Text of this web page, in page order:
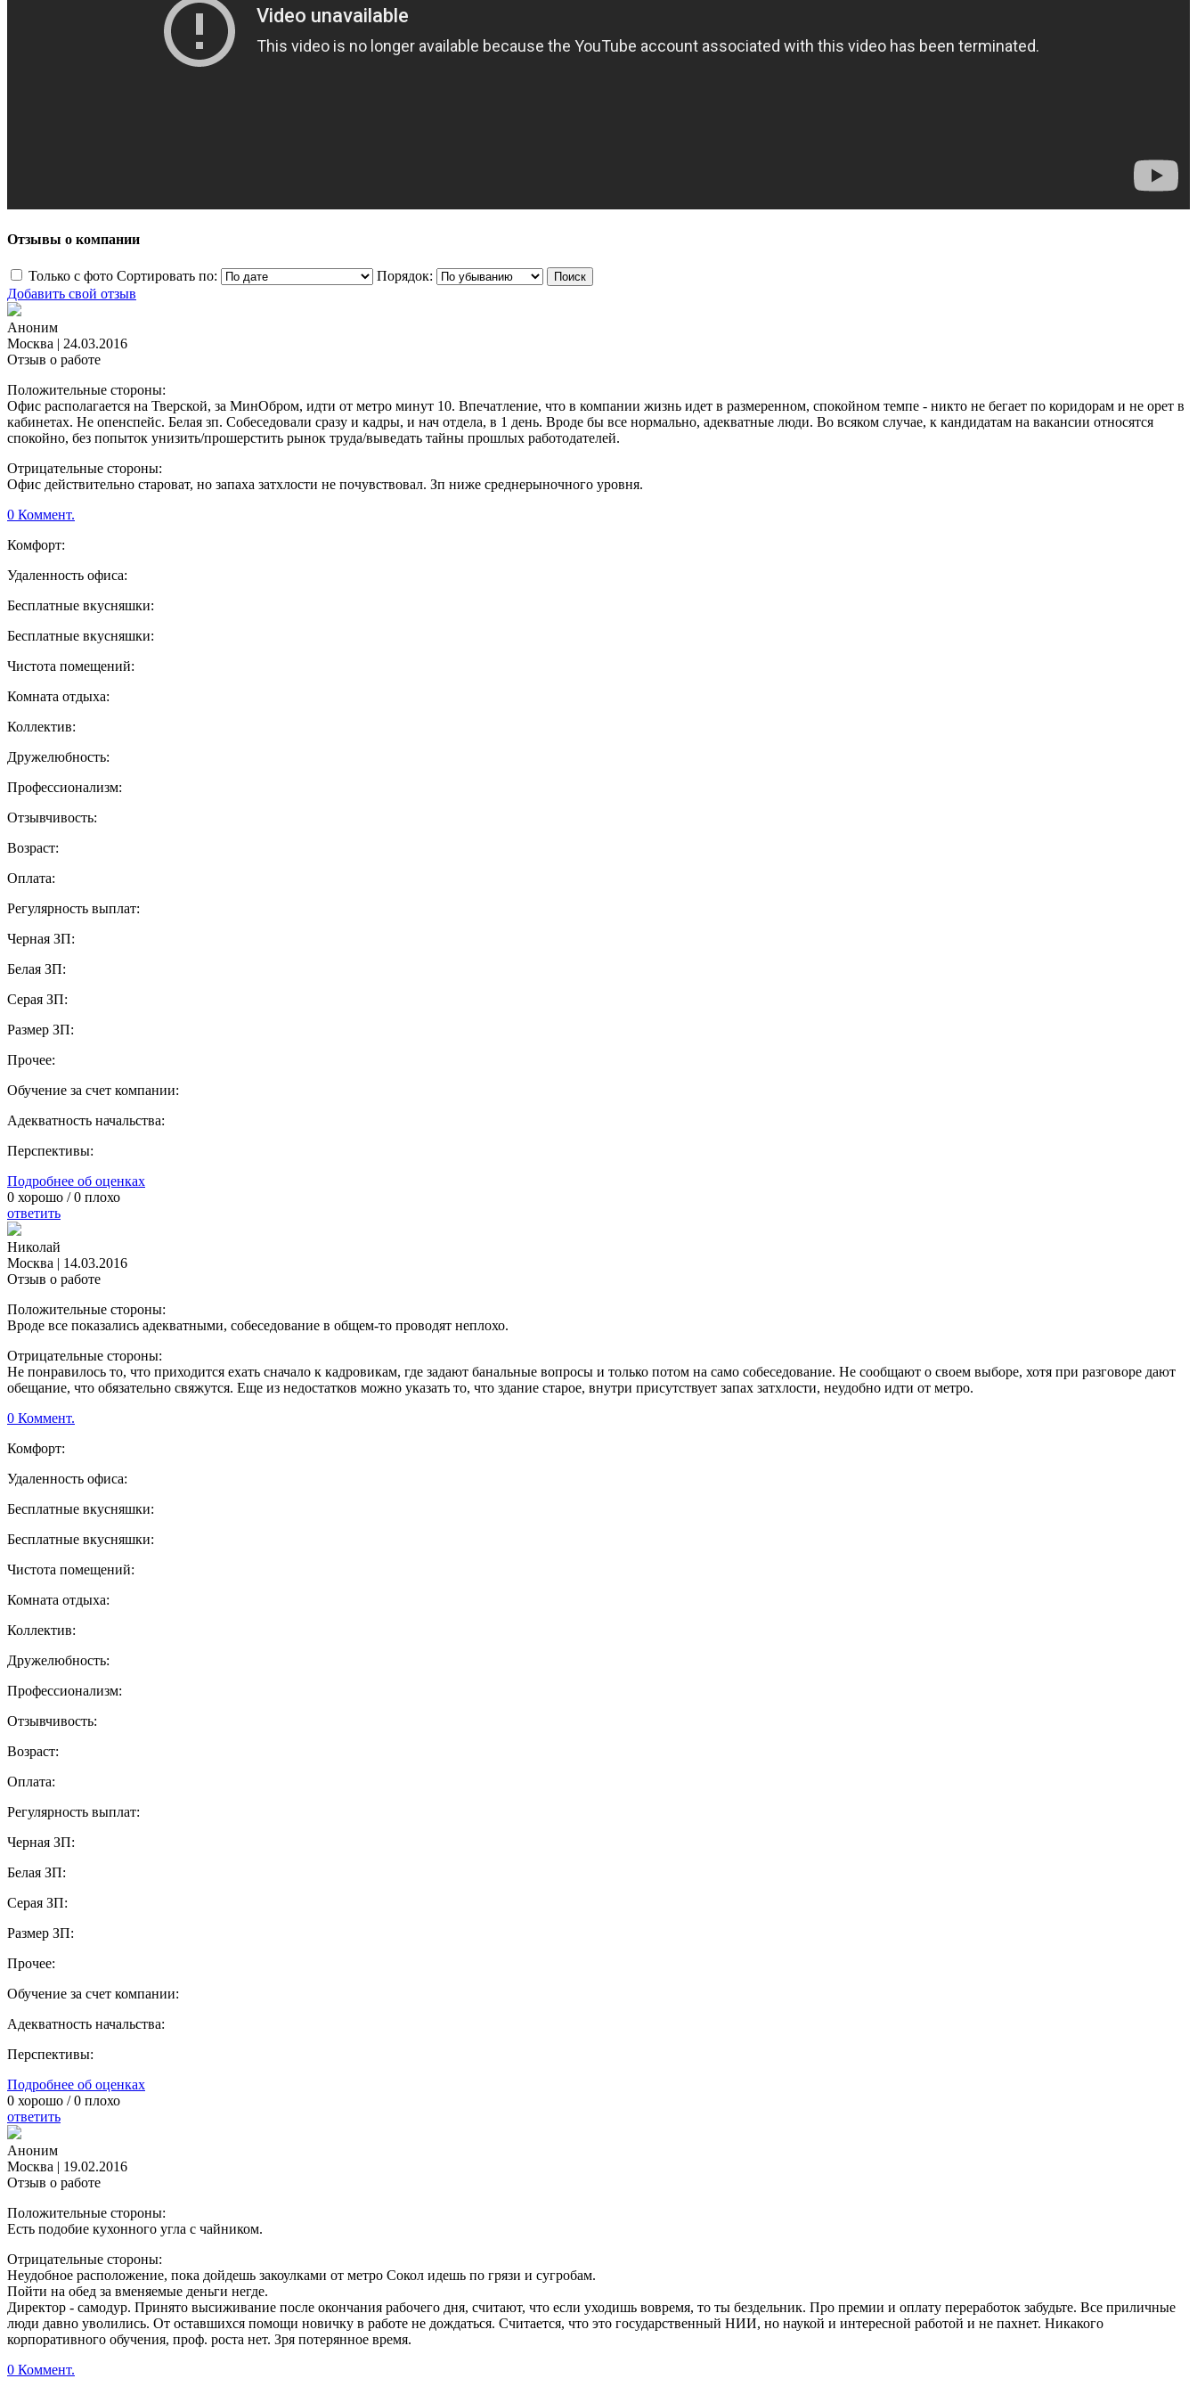
Отзывы о компании
Только с фото Сортировать по:
Порядок:
Добавить свой отзыв
Аноним
Москва | 24.03.2016
Отзыв о работе
Положительные стороны:
Офис располагается на Тверской, за МинОбром, идти от метро минут 10. Впечатление, что в компании жизнь идет в размеренном, спокойном темпе - никто не бегает по коридорам и не орет в
кабинетах. Не опенспейс. Белая зп. Собеседовали сразу и кадры, и нач отдела, в 1 день. Вроде бы все нормально, адекватные люди. Во всяком случае, к кандидатам на вакансии относятся
спокойно, без попыток унизить/прошерстить рынок труда/выведать тайны прошлых работодателей.
Отрицательные стороны:
Офис действительно староват, но запаха затхлости не почувствовал. Зп ниже среднерыночного уровня.
0 Коммент.
Комфорт:
Удаленность офиса:
Бесплатные вкусняшки:
Бесплатные вкусняшки:
Чистота помещений:
Комната отдыха:
Коллектив:
Дружелюбность:
Профессионализм:
Отзывчивость:
Возраст:
Оплата:
Регулярность выплат:
Черная ЗП:
Белая ЗП:
Серая ЗП:
Размер ЗП:
Прочее:
Обучение за счет компании:
Адекватность начальства:
Перспективы:
Подробнее об оценках
0 хорошо /0 плохо
ответить
Николай
Москва | 14.03.2016
Отзыв о работе
Положительные стороны:
Вроде все показались адекватными, собеседование в общем-то проводят неплохо.
Отрицательные стороны:
Не понравилось то, что приходится ехать сначало к кадровикам, где задают банальные вопросы и только потом на само собеседование. Не сообщают о своем выборе, хотя при разговоре дают
обещание, что обязательно свяжутся. Еще из недостатков можно указать то, что здание старое, внутри присутствует запах затхлости, неудобно идти от метро.
0 Коммент.
Комфорт:
Удаленность офиса:
Бесплатные вкусняшки:
Бесплатные вкусняшки:
Чистота помещений:
Комната отдыха:
Коллектив:
Дружелюбность:
Профессионализм:
Отзывчивость:
Возраст:
Оплата:
Регулярность выплат:
Черная ЗП:
Белая ЗП:
Серая ЗП:
Размер ЗП:
Прочее:
Обучение за счет компании:
Адекватность начальства:
Перспективы:
Подробнее об оценках
0 хорошо /0 плохо
ответить
Аноним
Москва | 19.02.2016
Отзыв о работе
Положительные стороны:
Есть подобие кухонного угла с чайником.
Отрицательные стороны:
Неудобное расположение, пока дойдешь закоулками от метро Сокол идешь по грязи и сугробам.
Пойти на обед за вменяемые деньги негде.
Директор - самодур. Принято высиживание после окончания рабочего дня, считают, что если уходишь вовремя, то ты бездельник. Про премии и оплату переработок забудьте. Все приличные
люди давно уволились. От оставшихся помощи новичку в работе не дождаться. Считается, что это государственный НИИ, но наукой и интересной работой и не пахнет. Никакого
корпоративного обучения, проф. роста нет. Зря потерянное время.
0 Коммент.